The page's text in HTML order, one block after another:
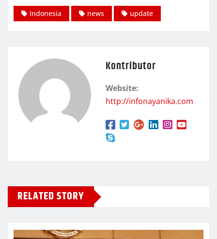
Indonesia news update
Kontributor
Website:
http://infonayanika.com
RELATED STORY